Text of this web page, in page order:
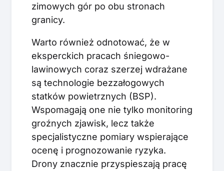
zimowych gór po obu stronach
granicy.
Warto również odnotować, że w
eksperckich pracach śniegowo-
lawinowych coraz szerzej wdrażane
są technologie bezzałogowych
statków powietrznych (BSP).
Wspomagają one nie tylko monitoring
groźnych zjawisk, lecz także
specjalistyczne pomiary wspierające
ocenę i prognozowanie ryzyka.
Drony znacznie przyspieszają pracę